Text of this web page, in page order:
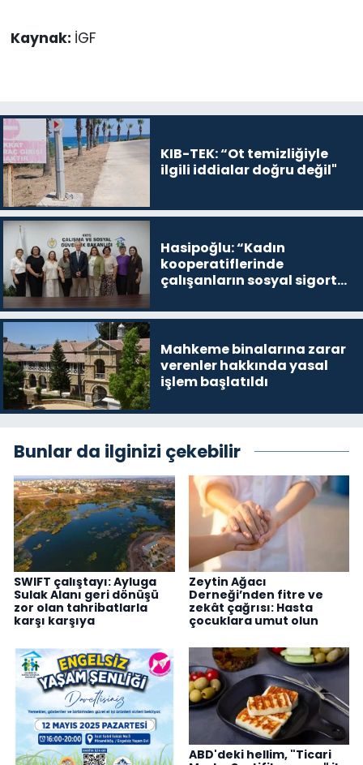
Kaynak: İGF
KIB-TEK: “Ot temizliğiyle
ilgili iddialar doğru değil"
Hasipoğlu: “Kadın
kooperatiflerinde
çalışanların sosyal sigorta
karşılayacağız”
Mahkeme binalarına zarar
verenler hakkında yasal
işlem başlatıldı
Bunlar da ilginizi çekebilir
SWIFT çalıştayı: Ayluga
Sulak Alanı geri dönüşü
zor olan tahribatlarla
karşı karşıya
Zeytin Ağacı
Derneği’nden fitre ve
zekât çağrısı: Hasta
çocuklara umut olun
ABD'deki hellim, "Ticari